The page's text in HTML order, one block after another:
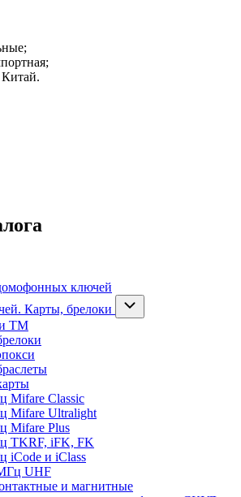
ключей
Карты, брелоки
ТМ
Mifare Classic
Mifare Ultralight
Mifare Plus
TKRF, iFK, FK
iCode и iClass
UHF
и магнитные